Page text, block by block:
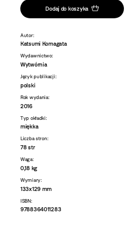
Dodaj do koszyka
Autor:
Katsumi Komagata
Wydawnictwo:
Wytwórnia
Język publikacji:
polski
Rok wydania:
2016
Typ okładki:
miękka
Liczba stron:
78 str
Waga:
0,18 kg
Wymiary:
133x129 mm
ISBN:
9788364011283